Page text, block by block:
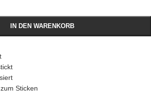
IN DEN WARENKORB
Sticken